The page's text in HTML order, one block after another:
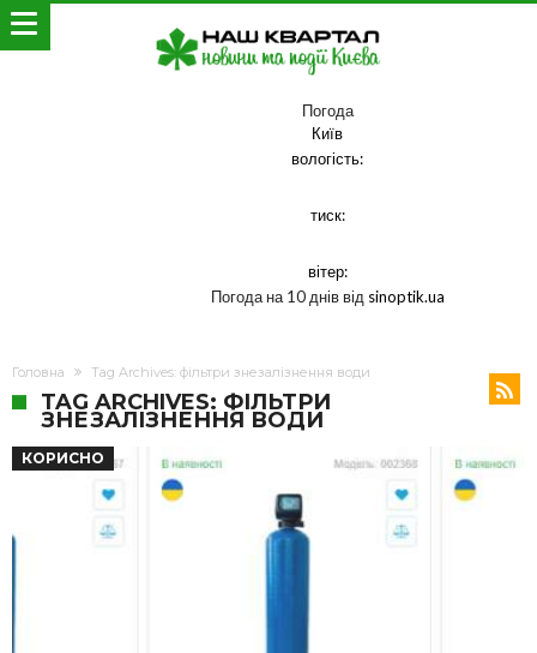
Погода
Київ
вологість:
тиск:
вітер:
Погода на 10 днів від sinoptik.ua
Головна Tag Archives: фільтри знезалізнення води
TAG ARCHIVES: ФІЛЬТРИ
ЗНЕЗАЛІЗНЕННЯ ВОДИ
КОРИСНО